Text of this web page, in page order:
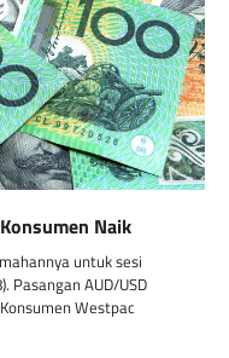
Naik
untuk sesi
AUD/USD
Westpac